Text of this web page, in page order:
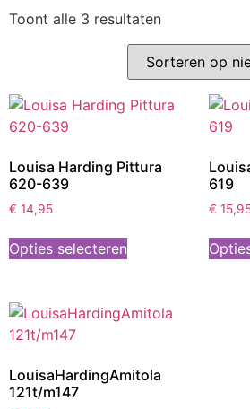
Toont alle 3 resultaten
Louisa Harding Pittura
620-639
€ 14,95
Opties selecteren
619
€
LouisaHardingAmitola
121t/m147